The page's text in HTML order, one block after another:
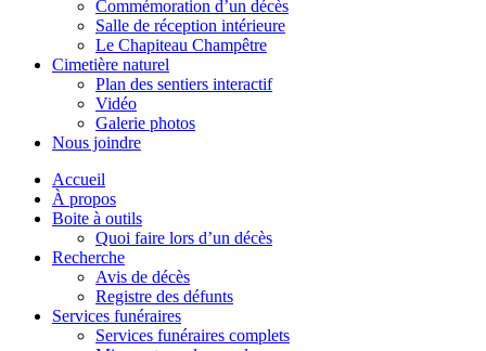
Commémoration d’un décès
Salle de réception intérieure
Le Chapiteau Champêtre
Cimetière naturel
Plan des sentiers interactif
Vidéo
Galerie photos
Nous joindre
Accueil
À propos
Boite à outils
Quoi faire lors d’un décès
Recherche
Avis de décès
Registre des défunts
Services funéraires
Services funéraires complets